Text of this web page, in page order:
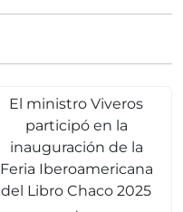
El ministro Viveros
participó en la
inauguración de la
Feria Iberoamericana
del Libro Chaco 2025